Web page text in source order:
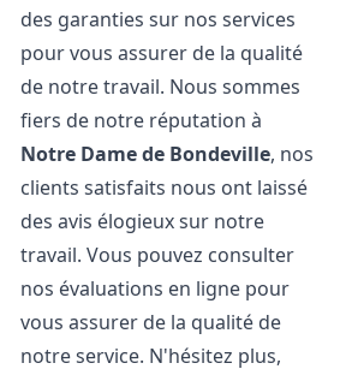
des garanties sur nos services
pour vous assurer de la qualité
de notre travail. Nous sommes
fiers de notre réputation à
Notre Dame de Bondeville, nos
clients satisfaits nous ont laissé
des avis élogieux sur notre
travail. Vous pouvez consulter
nos évaluations en ligne pour
vous assurer de la qualité de
notre service. N'hésitez plus,